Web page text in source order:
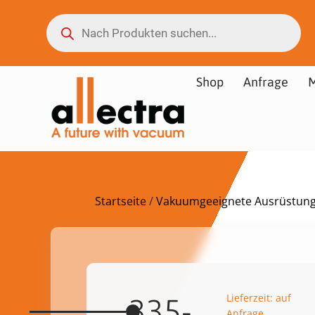
Shop Anfrage
Startseite/Vakuumgeeignete
Lieferzeit: auf